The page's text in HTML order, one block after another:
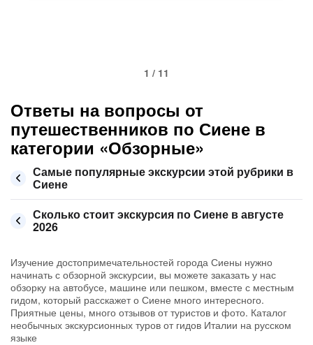
1 / 11
Ответы на вопросы от
путешественников по Сиене в
категории «Обзорные»
Самые популярные экскурсии этой рубрики в
Сиене
Сколько стоит экскурсия по Сиене в августе
2026
Изучение достопримечательностей города Сиены нужно
начинать с обзорной экскурсии, вы можете заказать у нас
обзорку на автобусе, машине или пешком, вместе с местным
гидом, который расскажет о Сиене много интересного.
Приятные цены, много отзывов от туристов и фото. Каталог
необычных экскурсионных туров от гидов Италии на русском
языке